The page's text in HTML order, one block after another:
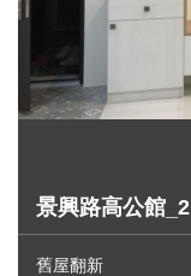
景興路高公館_2
舊屋翻新